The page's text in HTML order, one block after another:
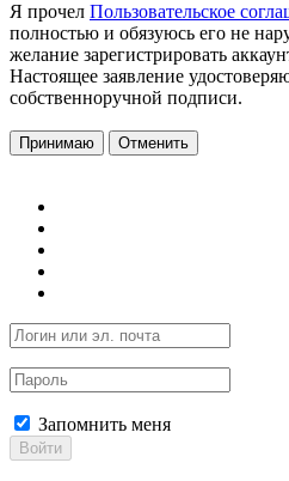
Я прочел Пользовательское
полностью и обязуюсь его не
желание зарегистрировать
Настоящее заявление
собственноручной подписи.
Принимаю Отменить
Запомнить меня
Войти